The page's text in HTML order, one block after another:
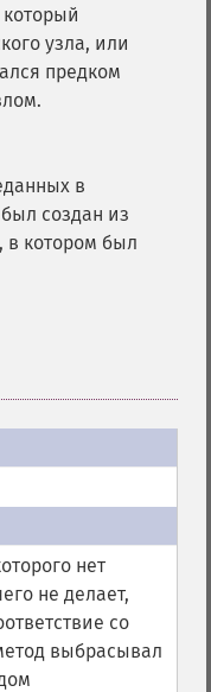
узла, или
предком
в
создан из
в котором был
нет
не делает,
со
выбрасывал